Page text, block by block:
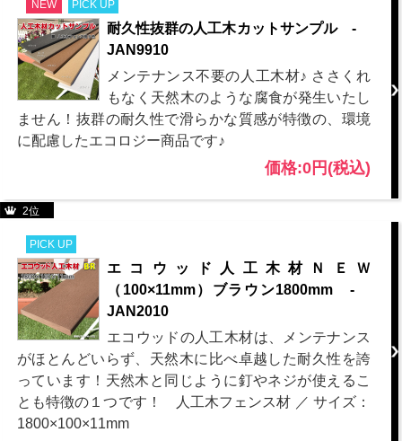
NEW PICK UP
耐久性抜群の人工木カットサンプル -
JAN9910
メンテナンス不要の人工木材♪ ささくれ
もなく天然木のような腐食が発生いたし
ません！抜群の耐久性で滑らかな質感が特徴の、環境
に配慮したエコロジー商品です♪
価格:0円(税込)
2位
PICK UP
エコウッド人工木材ＮＥＷ
（100×11mm）ブラウン1800mm -
JAN2010
エコウッドの人工木材は、メンテナンス
がほとんどいらず、天然木に比べ卓越した耐久性を誇
っています！天然木と同じように釘やネジが使えるこ
とも特徴の１つです！ 人工木フェンス材 ／ サイズ：
1800×100×11mm